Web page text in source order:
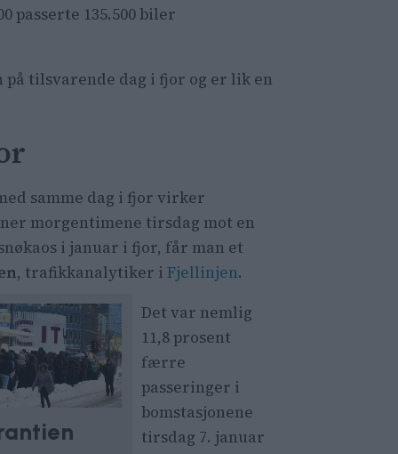
passerte 135.500 biler
tilsvarende dag i fjor og er lik en
samme dag i fjor virker
morgentimene tirsdag mot en
i januar i fjor, får man et
, trafikkanalytiker iFjellinjen.
Det var nemlig
11,8 prosent
færre
passeringer i
bomstasjonene
tirsdag 7. januar